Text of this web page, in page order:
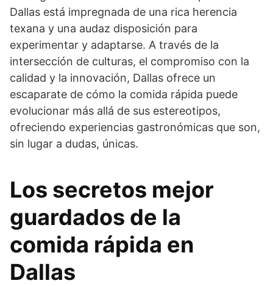
Dallas está impregnada de una rica herencia
texana y una audaz disposición para
experimentar y adaptarse. A través de la
intersección de culturas, el compromiso con la
calidad y la innovación, Dallas ofrece un
escaparate de cómo la comida rápida puede
evolucionar más allá de sus estereotipos,
ofreciendo experiencias gastronómicas que son,
sin lugar a dudas, únicas.
Los secretos mejor
guardados de la
comida rápida en
Dallas